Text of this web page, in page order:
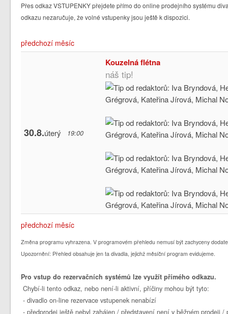
Přes odkaz VSTUPENKY přejdete přímo do online prodejního systému
odkazu nezaručuje, že volné vstupenky jsou ještě k dispozici.
předchozí měsíc
30.8.úterý 19:00
Kouzelná flétna
náš tip!
předchozí měsíc
Změna programu vyhrazena. V programovém přehledu nemusí být zachyceny
Upozornění: Přehled obsahuje jen ta divadla, jejichž měsíční program evidujeme.
Pro vstup do rezervačních systémů lze využít přímého odkazu.
Chybí-li tento odkaz, nebo není-li aktivní, příčiny mohou být tyto:
- divadlo on-line rezervace vstupenek nenabízí
- předprodej ještě nebyl zahájen / představení není v běžném prodeji /